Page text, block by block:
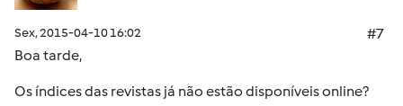
Sex, 2015-04-10 16:02
#7
Boa tarde,
Os índices das revistas já não estão disponíveis online?